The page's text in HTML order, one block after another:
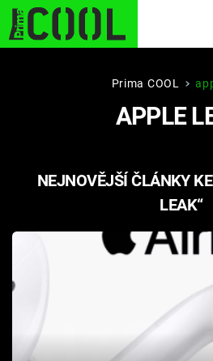
STARHOUSE BUFFY,
PLNEJ KOTEL
Hry
Prima COOL
APPLE
NEJNOVĚJŠÍ ČLÁNKY
LEAK“